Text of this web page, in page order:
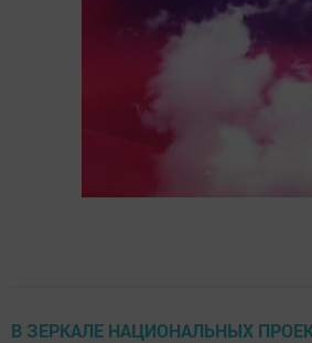
В ЗЕРКАЛЕ НАЦИОНАЛЬНЫХ